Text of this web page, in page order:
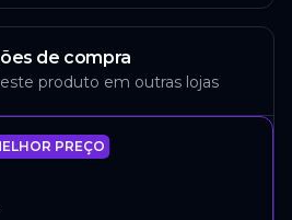
de compra
produto em outras lojas
PREÇO